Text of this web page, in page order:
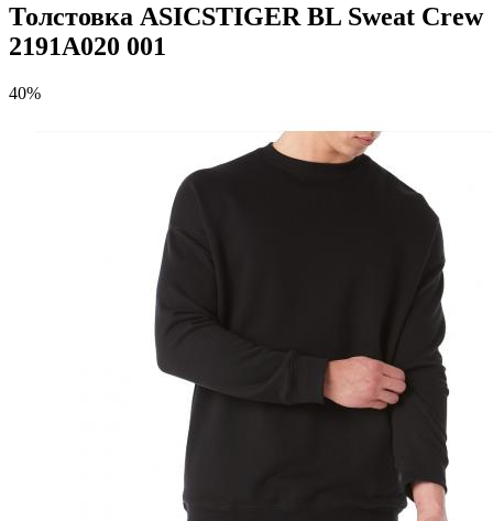
Толстовка ASICSTIGER BL Sweat Crew
2191A020 001
40%